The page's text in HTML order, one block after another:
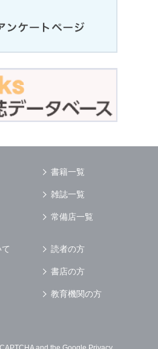
書籍一覧
雑誌一覧
常備店一覧
読者の方
書店の方
教育機関の方